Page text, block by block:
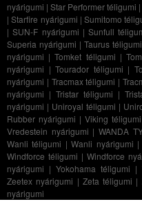
nyárigumi |Star Performer téligumi |
|Starfire nyárigumi |Sumitomo
|SUN-F nyárigumi | Sunfull
Superia nyárigumi |Taurus téligumi
nyárigumi |Tomket téligumi |
nyárigumi |Tourador téligumi |
nyárigumi | Tracmax téligumi |
nyárigumi | Tristar téligumi |
nyárigumi | Uniroyal téligumi |
Rubber nyárigumi | Viking téligumi
Vredestein nyárigumi |WANDA
Wanli téligumi |Wanli nyárigumi |
Windforce téligumi | Windforce
nyárigumi | Yokohama téligumi |
Zeetex nyárigumi | Zeta téligumi |
nyárigumi